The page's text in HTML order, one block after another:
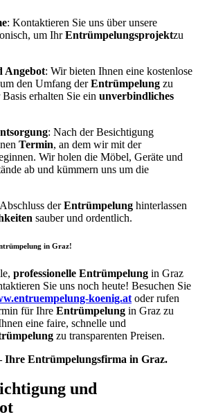
: Kontaktieren Sie uns über unsere
um IhrEntrümpelungsprojektzu
Angebot: Wir bieten Ihnen eine kostenlose
den Umfang derEntrümpelung zu
erhalten Sie ein unverbindliches
: Nach der Besichtigung
Termin, an dem wir mit der
Wir holen die Möbel, Geräte und
ab und kümmern uns um die
derEntrümpelung hinterlassen
sauber und ordentlich.
in Graz!
professionelle Entrümpelung in Graz
Sie uns noch heute! Besuchen Sie
koenig.at oder rufen
für Ihre Entrümpelung in Graz zu
eine faire, schnelle und
zu transparenten Preisen.
Ihre Entrümpelungsfirma in Graz.
und